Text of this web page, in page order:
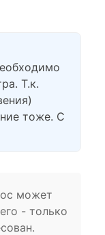
Т.к.
тоже. С
может
- только